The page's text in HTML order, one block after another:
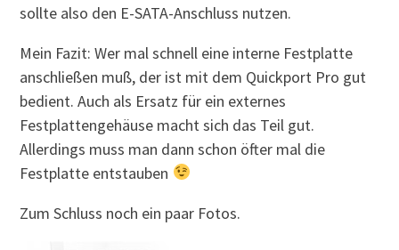
sollte also den E-SATA-Anschluss nutzen.
Mein Fazit: Wer mal schnell eine interne Festplatte
anschließen muß, der ist mit dem Quickport Pro gut
bedient. Auch als Ersatz für ein externes
Festplattengehäuse macht sich das Teil gut.
Allerdings muss man dann schon öfter mal die
Festplatte entstauben
Zum Schluss noch ein paar Fotos.